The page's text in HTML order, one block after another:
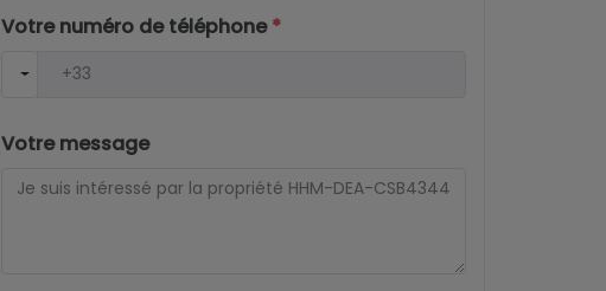
Votre numéro de téléphone*
Votre message